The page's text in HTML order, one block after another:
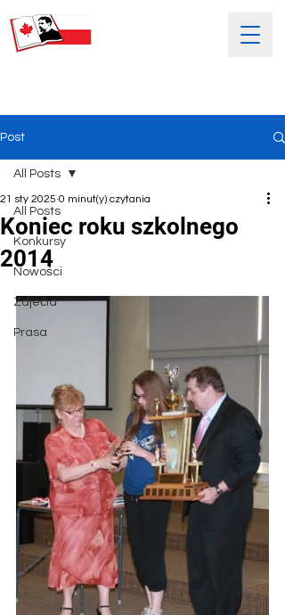
Post
All Posts
Konkursy
Nowości
Zdjećia
Prasa
All Posts
Koniec roku szkolnego
2014
21 sty 2025 0 minut(y) czytania